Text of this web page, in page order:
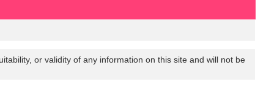
or validity of any information on this site and will not be